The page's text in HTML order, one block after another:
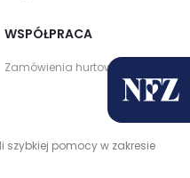
WSPÓŁPRACA
Zamówienia hurtowe
szybkiej pomocy w zakresie